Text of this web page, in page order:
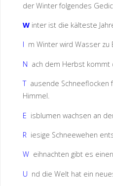
der Winter folgendes
Winter ist die kälteste
I m Winter wird Wasser zu
N ach dem Herbst kommt
Tausende Schneeflocken
Himmel.
E isblumen wachsen an
Riesige Schneewehen
Weihnachten gibt es
U nd die Welt hat ein